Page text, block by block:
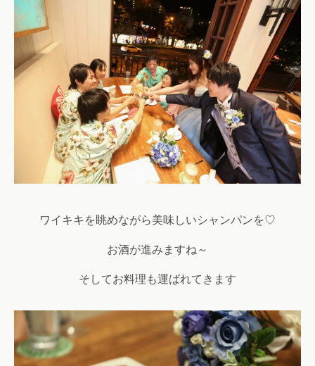
ワイキキを眺めながら美味しいシャンパンを♡
お酒が進みますね～
そしてお料理も運ばれてきます